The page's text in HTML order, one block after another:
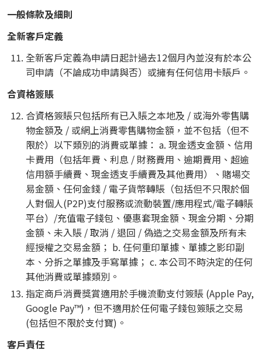
一般條款及細則
全新客戶定義
全新客戶定義為申請日起計過去12個月內並沒有於本公
司申請（不論成功申請與否）或擁有任何信用卡賬戶。
合資格簽賬
合資格簽賬只包括所有已入賬之本地及 / 或海外零售購
物金額及 / 或網上消費零售購物金額，並不包括（但不
限於）以下類別的消費或單據： a. 現金透支金額、信用
卡費用（包括年費、利息 / 財務費用、逾期費用、超逾
信用額手續費、現金透支手續費及其他費用）、賭場交
易金額、任何金錢 / 電子貨幣轉賬（包括但不只限於個
人對個人(P2P)支付服務或流動裝置/應用程式/電子轉賬
平台）/充值電子錢包、優惠套現金額、現金分期、分期
金額、未入賬 / 取消 / 退回 / 偽造之交易金額及所有未
經授權之交易金額； b. 任何重印單據、單據之影印副
本、分拆之單據及手寫單據； c. 本公司不時決定的任何
其他消費或單據類別。
指定商戶消費獎賞適用於手機流動支付簽賬 (Apple Pay,
Google Pay™)，但不適用於任何電子錢包簽賬之交易
(包括但不限於支付寶)。
客戶責任